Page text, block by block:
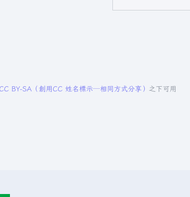
BY-SA（創用CC 姓名標示─相同方式分享） 之下可用